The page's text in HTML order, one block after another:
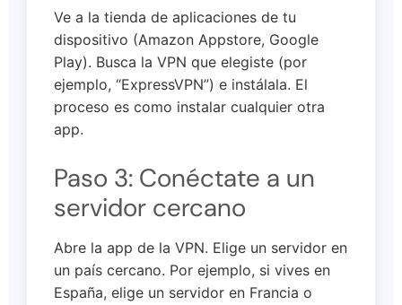
Ve a la tienda de aplicaciones de tu
dispositivo (Amazon Appstore, Google
Play). Busca la VPN que elegiste (por
ejemplo, “ExpressVPN”) e instálala. El
proceso es como instalar cualquier otra
app.
Paso 3: Conéctate a un
servidor cercano
Abre la app de la VPN. Elige un servidor en
un país cercano. Por ejemplo, si vives en
España, elige un servidor en Francia o